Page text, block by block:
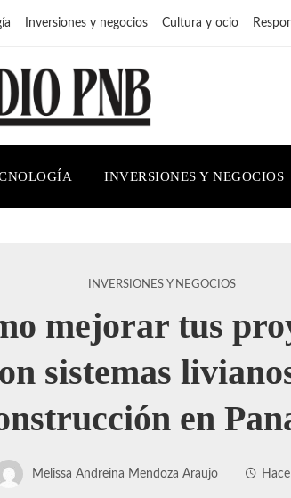
Inversiones y negocios Cultura y ocio
INVERSIONES Y NEGOCIOS
INVERSIONES Y NEGOCIOS
mejorar tus
sistemas
en
Melissa Andreina Mendoza Araujo